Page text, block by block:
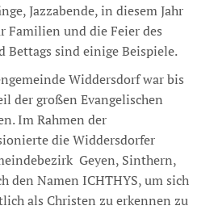
Jazzabende, in diesem Jahr
Familien und die Feier des
Bettags sind einige Beispiele.
Widdersdorf war bis
der großen Evangelischen
Im Rahmen der
die Widdersdorfer
Geyen, Sinthern,
den Namen ICHTHYS, um sich
als Christen zu erkennen zu